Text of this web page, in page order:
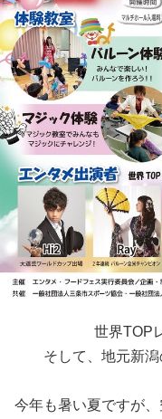
世界TOP
そして、地元新
今年も暑い夏ですが